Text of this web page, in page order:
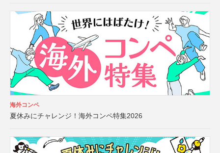
海外コンペ
夏休みにチャレンジ！海外コンペ特集2026